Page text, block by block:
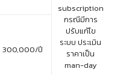
subscription
กรณีมีการ
ปรับแก้ไข
ระบบ ประเมิน
ราคาเป็น
man-day
300,000/ปี